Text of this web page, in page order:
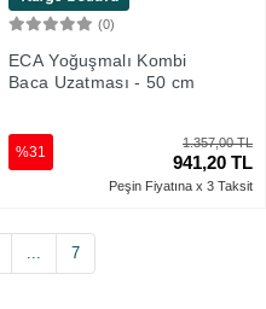
(0)
ECA Yoğuşmalı Kombi
Baca Uzatması - 50 cm
1.357,00 TL
941,20 TL
%31
Peşin Fiyatına x 3 Taksit
... 7